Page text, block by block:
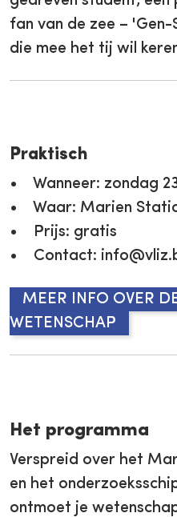
fan van de zee –
die mee het tij wil
Praktisch
• Wanneer: zondag
• Waar: Marien
• Prijs: gratis
• Contact:
MEER INFO OVER
WETENSCHAP
Het programma
Verspreid over het
en het
ontmoet je